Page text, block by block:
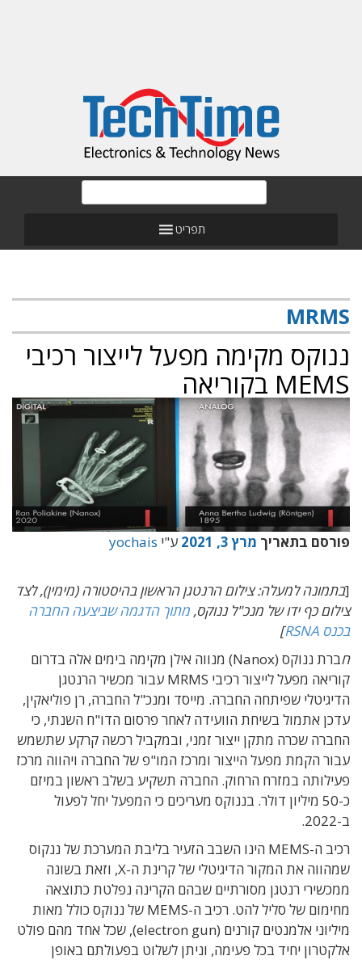
תפריט
MRMS
ננוקס מקימה מפעל לייצור רכיבי
MEMS בקוריאה
פורסם בתאריך מרץ 3, 2021 ע"י yochais
[בתמונה למעלה: צילום הרנטגן הראשון בהיסטורה (מימין), לצד
צילום כף ידו של מנכ"ל ננוקס, מתוך הדגמה שביצעה החברה
בכנס RSNA
]
ח
ברת ננוקס (Nanox) מנווה אילן מקימה בימים אלה בדרום
קוריאה מפעל לייצור רכיבי MRMS עבור מכשיר הרנטגן
הדיגיטלי שפיתחה החברה. מייסד ומנכ"ל החברה, רן פוליאקין,
עדכן אתמול בשיחת הוועידה לאחר פרסום הדו"ח השנתי, כי
החברה שכרה מתקן ייצור זמני, ובמקביל רכשה קרקע שתשמש
עבור הקמת מפעל הייצור ומרכז המו"פ של החברה ויהווה מרכז
פעילותה במזרח הרחוק. החברה תשקיע בשלב ראשון במיזם
כ-50 מיליון דולר. בננוקס מעריכים כי המפעל יחל לפעול
ב-2022.
רכיב ה-MEMS הינו השבב הזעיר בליבת המערכת של ננקוס
שמהווה את המקור הדיגיטלי של קרינת ה-X, וזאת בשונה
ממכשירי רנטגן מסורתיים שבהם הקרינה נפלטת כתוצאה
מחימום של סליל להט. רכיב ה-MEMS של ננוקס כולל מאות
מיליוני אלמנטים קורנים (electron gun), שכל אחד מהם פולט
אלקטרון יחיד בכל פעימה, וניתן לשלוט בפעולתם באופן